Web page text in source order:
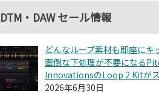
DTM・DAW セール情報
どんなループ素材も即座にキ
面倒な下処理が不要になる
InnovationsのLoop 2 Kitが
2026年6月30日